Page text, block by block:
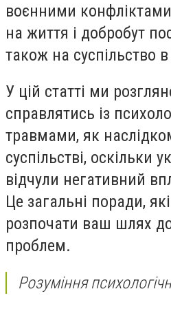
воєнними
на життя і добробут
також на суспільство
У цій статті ми
справлятись із
травмами, як
суспільстві, оскільки
відчули негативний
Це загальні поради,
розпочати ваш шлях
проблем.
Розуміння